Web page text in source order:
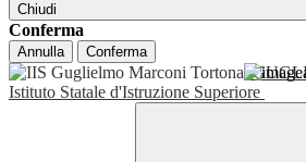
Chiudi
Conferma
Annulla Conferma
Istituto Statale d'Istruzione Superiore